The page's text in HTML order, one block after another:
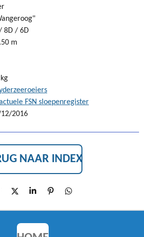
8D / 6D
m
FSN sloepenregister
2016
NAAR INDEX
D
E
S
A
E
P
N
D
L